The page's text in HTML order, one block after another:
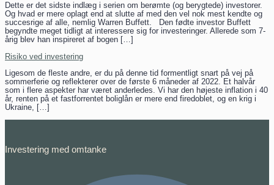
Dette er det sidste indlæg i serien om berømte (og berygtede) investorer.
Og hvad er mere oplagt end at slutte af med den vel nok mest kendte og
succesrige af alle, nemlig Warren Buffett. Den fødte investor Buffett
begyndte meget tidligt at interessere sig for investeringer. Allerede som 7-
årig blev han inspireret af bogen […]
Risiko ved investering
Ligesom de fleste andre, er du på denne tid formentligt snart på vej på
sommerferie og reflekterer over de første 6 måneder af 2022. Et halvår
som i flere aspekter har været anderledes. Vi har den højeste inflation i 40
år, renten på et fastforrentet boliglån er mere end firedoblet, og en krig i
Ukraine, […]
Investering med omtanke